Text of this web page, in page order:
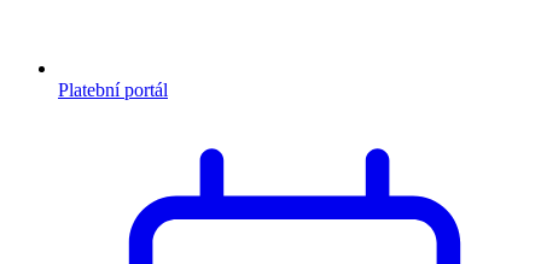
Platební portál